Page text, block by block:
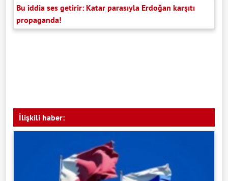
Bu iddia ses getirir: Katar parasıyla Erdoğan karşıtı
propaganda!
İlişkili haber: